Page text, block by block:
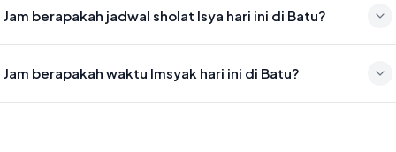
Jam berapakah jadwal sholat Isya hari ini di Batu?
Jam berapakah waktu Imsyak hari ini di Batu?